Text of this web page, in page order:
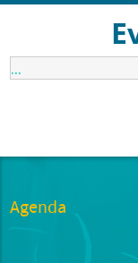
...
Agenda
1:00 am